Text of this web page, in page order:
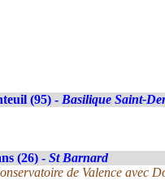
(95) - Basilique Saint-
(26) - St Barnard
de Valence avec